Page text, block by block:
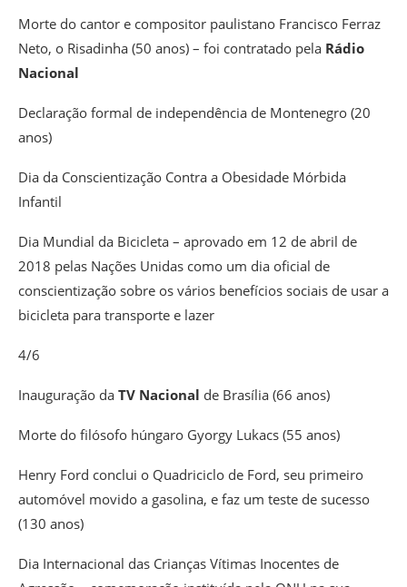
Morte do cantor e compositor paulistano Francisco Ferraz
Neto, o Risadinha (50 anos) – foi contratado pela Rádio
Nacional
Declaração formal de independência de Montenegro (20
anos)
Dia da Conscientização Contra a Obesidade Mórbida
Infantil
Dia Mundial da Bicicleta – aprovado em 12 de abril de
2018 pelas Nações Unidas como um dia oficial de
conscientização sobre os vários benefícios sociais de usar a
bicicleta para transporte e lazer
4/6
Inauguração da TV Nacional de Brasília (66 anos)
Morte do filósofo húngaro Gyorgy Lukacs (55 anos)
Henry Ford conclui o Quadriciclo de Ford, seu primeiro
automóvel movido a gasolina, e faz um teste de sucesso
(130 anos)
Dia Internacional das Crianças Vítimas Inocentes de